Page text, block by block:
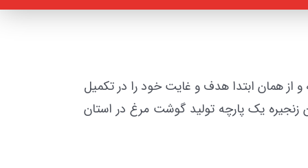
این زمینه گذاشته و از همان ابتدا هدف و غایت خود را در تکمیل
زنجیره یک پارچه تولید گوشت مرغ در استان